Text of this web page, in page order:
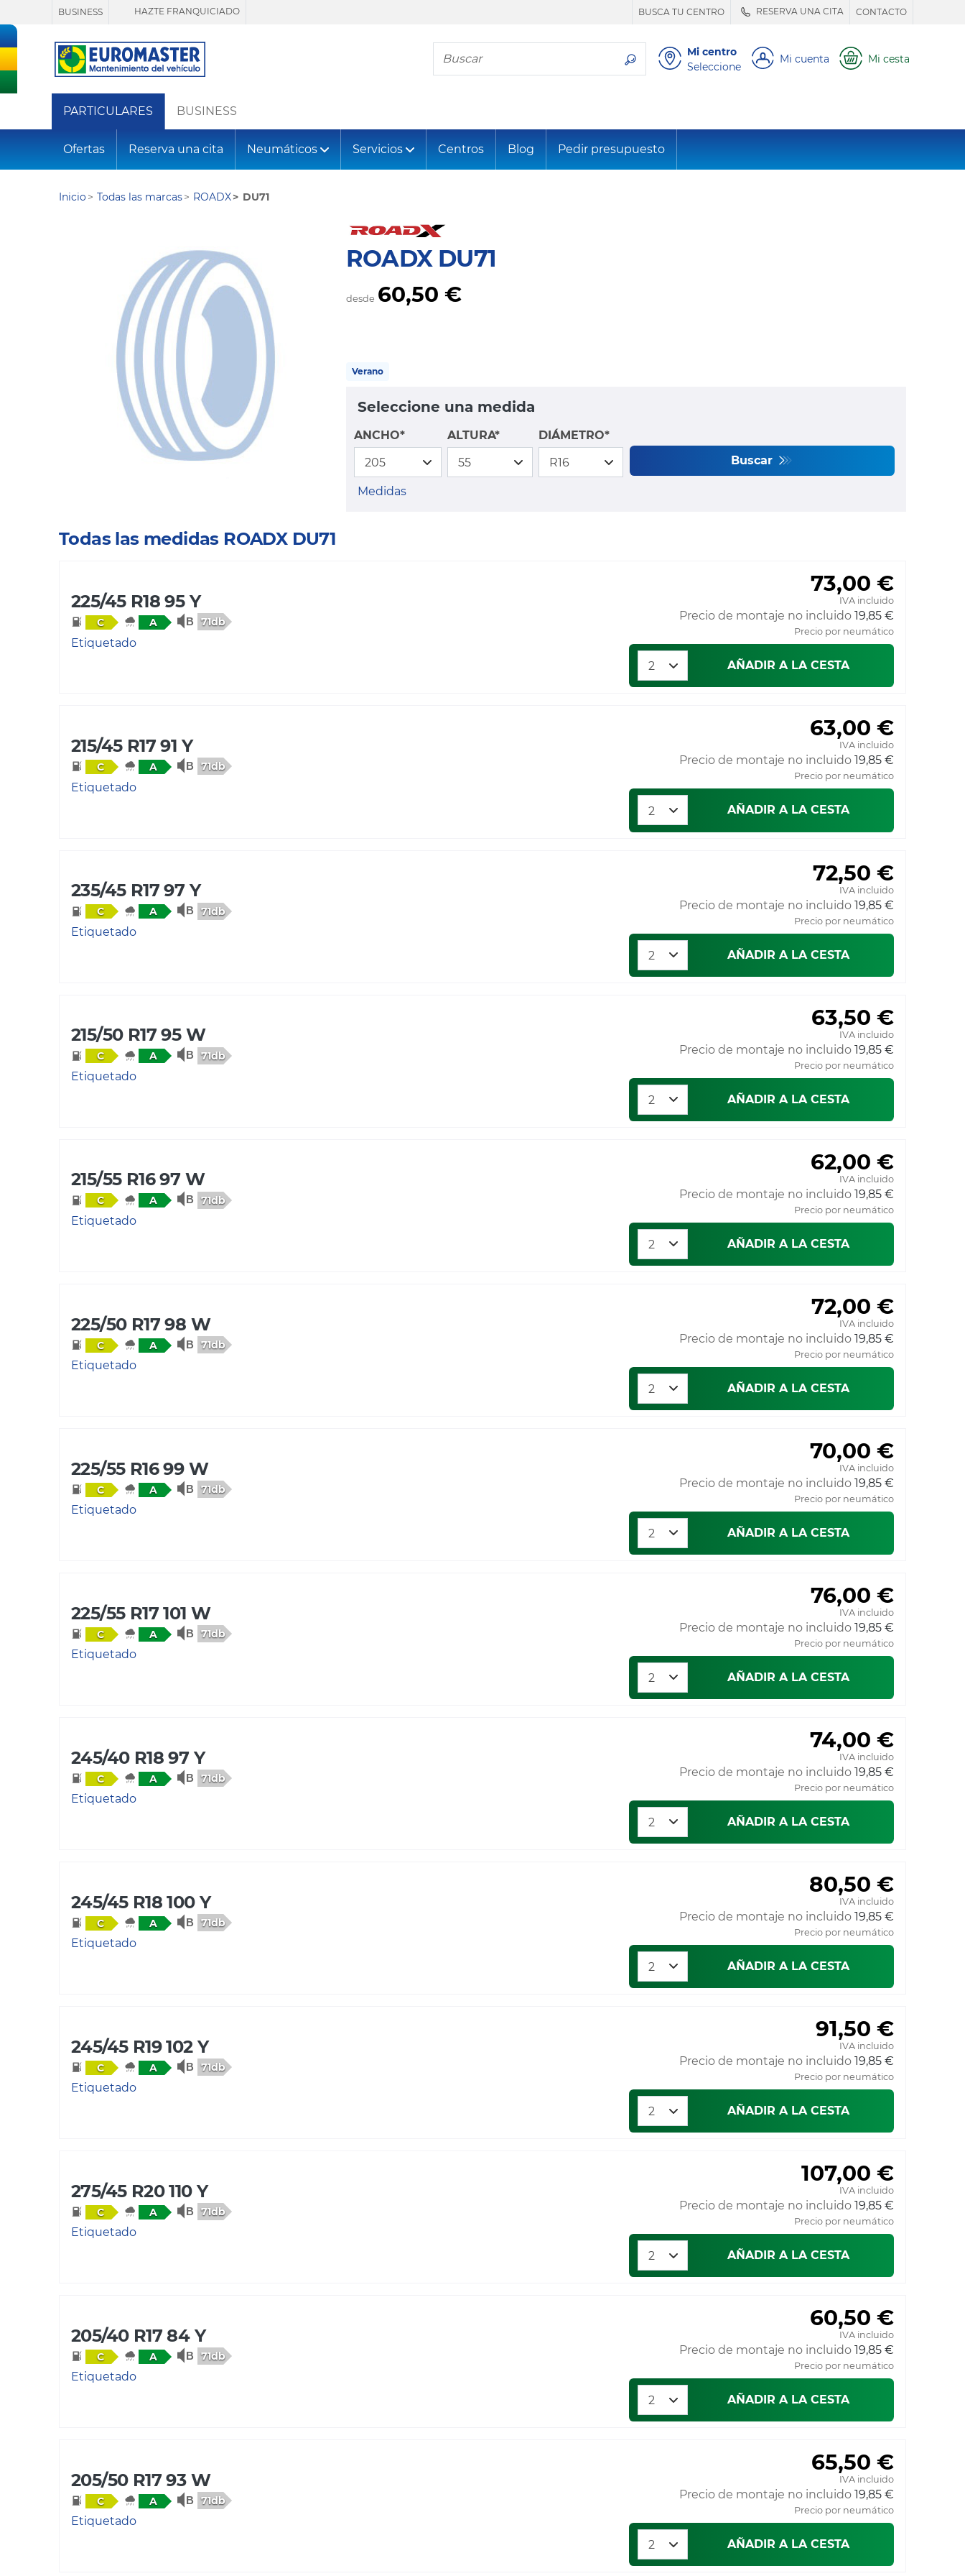
BUSINESS HAZTE FRANQUICIADO BUSCA TU CENTRO RESERVA UNA CITA CONTACTO
Busca tu neumático
Mi centro
Seleccione
Mi cuenta Mi cesta
PARTICULARES BUSINESS
Ofertas Reserva una cita Neumáticos Servicios Centros Blog Pedir presupuesto
Inicio Todas las marcas ROADX DU71
ROADX DU71
desde 60,50 €
Verano
Seleccione una medida
ANCHO* ALTURA*
DIÁMETRO*
Buscar
Medidas
Todas las medidas ROADX DU71
225/45 R18 95 Y
C A 71db
Etiquetado
73,00 €
IVA incluido
Precio de montaje no incluido 19,85 €
Precio por neumático
AÑADIR A LA CESTA
215/45 R17 91 Y
C A 71db
Etiquetado
63,00 €
IVA incluido
Precio de montaje no incluido 19,85 €
Precio por neumático
AÑADIR A LA CESTA
235/45 R17 97 Y
C A 71db
Etiquetado
72,50 €
IVA incluido
Precio de montaje no incluido 19,85 €
Precio por neumático
AÑADIR A LA CESTA
215/50 R17 95 W
C A 71db
Etiquetado
63,50 €
IVA incluido
Precio de montaje no incluido 19,85 €
Precio por neumático
AÑADIR A LA CESTA
215/55 R16 97 W
C A 71db
Etiquetado
62,00 €
IVA incluido
Precio de montaje no incluido 19,85 €
Precio por neumático
AÑADIR A LA CESTA
225/50 R17 98 W
C A 71db
Etiquetado
72,00 €
IVA incluido
Precio de montaje no incluido 19,85 €
Precio por neumático
AÑADIR A LA CESTA
225/55 R16 99 W
C A 71db
Etiquetado
70,00 €
IVA incluido
Precio de montaje no incluido 19,85 €
Precio por neumático
AÑADIR A LA CESTA
225/55 R17 101 W
C A 71db
Etiquetado
76,00 €
IVA incluido
Precio de montaje no incluido 19,85 €
Precio por neumático
AÑADIR A LA CESTA
245/40 R18 97 Y
C A 71db
Etiquetado
74,00 €
IVA incluido
Precio de montaje no incluido 19,85 €
Precio por neumático
AÑADIR A LA CESTA
245/45 R18 100 Y
C A 71db
Etiquetado
80,50 €
IVA incluido
Precio de montaje no incluido 19,85 €
Precio por neumático
AÑADIR A LA CESTA
245/45 R19 102 Y
C A 71db
Etiquetado
91,50 €
IVA incluido
Precio de montaje no incluido 19,85 €
Precio por neumático
AÑADIR A LA CESTA
275/45 R20 110 Y
C A 71db
Etiquetado
107,00 €
IVA incluido
Precio de montaje no incluido 19,85 €
Precio por neumático
AÑADIR A LA CESTA
205/40 R17 84 Y
C A 71db
Etiquetado
60,50 €
IVA incluido
Precio de montaje no incluido 19,85 €
Precio por neumático
AÑADIR A LA CESTA
205/50 R17 93 W
C A 71db
Etiquetado
65,50 €
IVA incluido
Precio de montaje no incluido 19,85 €
Precio por neumático
AÑADIR A LA CESTA